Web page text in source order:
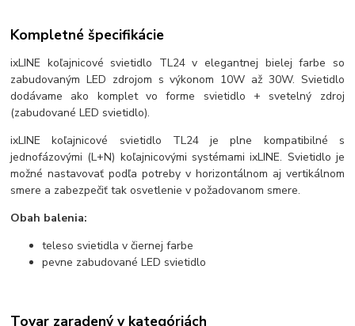
Kompletné špecifikácie
ixLINE koľajnicové svietidlo TL24 v elegantnej bielej farbe so
zabudovaným LED zdrojom s výkonom 10W až 30W. Svietidlo
dodávame ako komplet vo forme svietidlo + svetelný zdroj
(zabudované LED svietidlo).
ixLINE koľajnicové svietidlo TL24 je plne kompatibilné s
jednofázovými (L+N) koľajnicovými systémami ixLINE. Svietidlo je
možné nastavovať podľa potreby v horizontálnom aj vertikálnom
smere a zabezpečiť tak osvetlenie v požadovanom smere.
Obah balenia:
teleso svietidla v čiernej farbe
pevne zabudované LED svietidlo
Tovar zaradený v kategóriách